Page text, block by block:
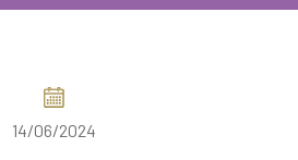
14/06/2024